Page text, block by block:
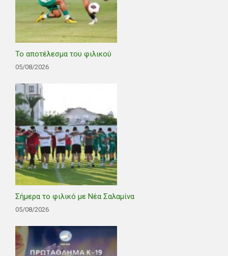
Το αποτέλεσμα του φιλικού
05/08/2026
Σήμερα το φιλικό με Νέα Σαλαμίνα
05/08/2026